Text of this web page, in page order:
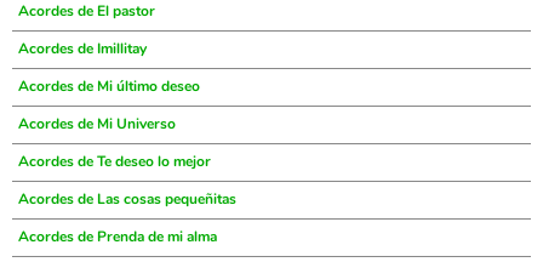
Acordes de El pastor
Acordes de Imillitay
Acordes de Mi último deseo
Acordes de Mi Universo
Acordes de Te deseo lo mejor
Acordes de Las cosas pequeñitas
Acordes de Prenda de mi alma